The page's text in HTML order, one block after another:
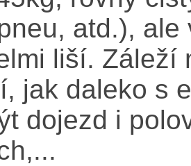
atd.),
liší. Záleží
jak daleko s
dojezd i